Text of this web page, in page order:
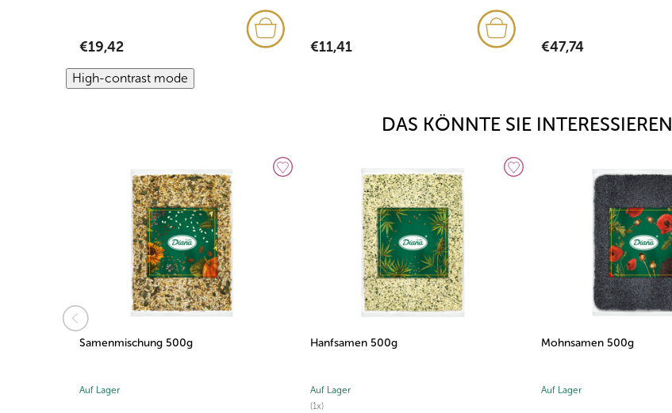
€19,42 €11,41 €47,74
High-contrast mode
DAS KÖNNTE SIE INTERESSIEREN
Samenmischung 500g
Auf Lager
Hanfsamen 500g
(1x)
Auf Lager
Mohnsamen 500g
Auf Lager